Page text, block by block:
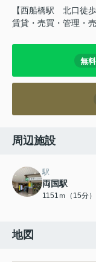
【西船橋駅 北口徒
賃貸・売買・管理・
無料
周辺施設
駅
両国駅
1151ｍ（15分）
地図